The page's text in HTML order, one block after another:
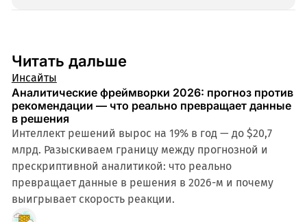
Читать дальше
Инсайты
Аналитические фреймворки 2026: прогноз против
рекомендации — что реально превращает данные
в решения
Интеллект решений вырос на 19% в год — до $20,7
млрд. Разыскиваем границу между прогнозной и
прескриптивной аналитикой: что реально
превращает данные в решения в 2026-м и почему
выигрывает скорость реакции.